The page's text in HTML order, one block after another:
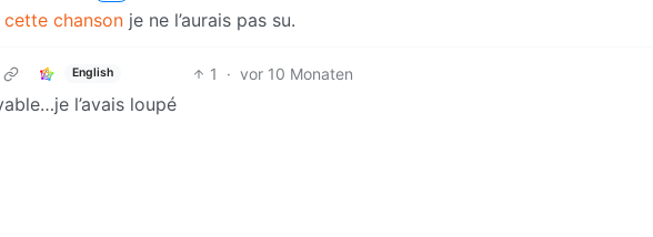
cette chanson je ne l’aurais pas su.
English 1 · vor 10 Monaten
l’avais loupé